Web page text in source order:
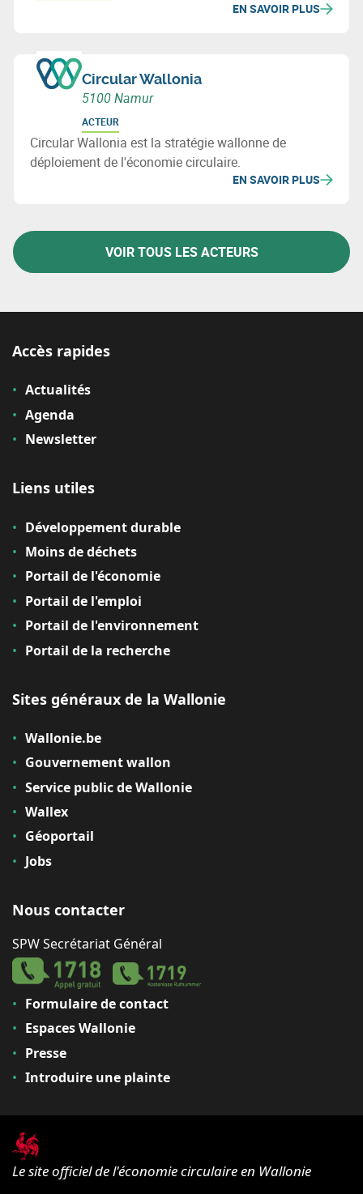
EN SAVOIR PLUS
Circular Wallonia
5100 Namur
ACTEUR
Circular Wallonia est la stratégie wallonne de
déploiement de l'économie circulaire.
EN SAVOIR PLUS
VOIR TOUS LES ACTEURS
Accès rapides
Actualités
Agenda
Newsletter
Liens utiles
Développement durable
Moins de déchets
Portail de l'économie
Portail de l'emploi
Portail de l'environnement
Portail de la recherche
Sites généraux de la Wallonie
Wallonie.be
Gouvernement wallon
Service public de Wallonie
Wallex
Géoportail
Jobs
Nous contacter
SPW Secrétariat Général
Formulaire de contact
Espaces Wallonie
Presse
Introduire une plainte
Le site officiel de l'économie circulaire en Wallonie